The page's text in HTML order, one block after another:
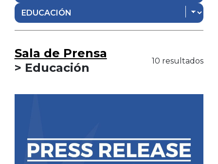
Sala de Prensa
> Educación
10 resultados